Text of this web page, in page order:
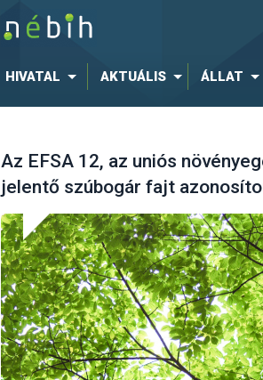
HIVATAL AKTUÁLIS ÁLLAT
Az EFSA 12, az uniós
jelentő szúbogár fajt